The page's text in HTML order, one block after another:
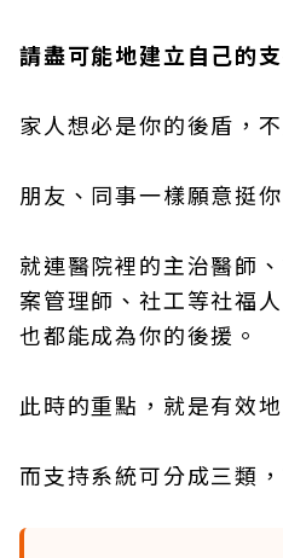
請盡可能地建立自己的
家人想必是你的後盾，
朋友、同事一樣願意挺你
就連醫院裡的主治醫師
案管理師、社工等社福
也都能成為你的後援。
此時的重點，就是有效
而支持系統可分成三類